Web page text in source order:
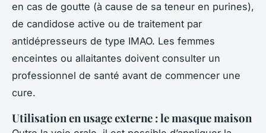
en cas de goutte (à cause de sa teneur en purines),
de candidose active ou de traitement par
antidépresseurs de type IMAO. Les femmes
enceintes ou allaitantes doivent consulter un
professionnel de santé avant de commencer une
cure.
Utilisation en usage externe : le masque maison